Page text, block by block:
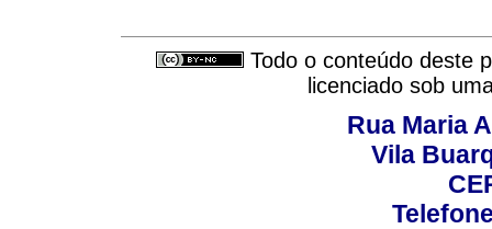
Todo o conteúdo deste
licenciado sob
Rua Maria
Vila